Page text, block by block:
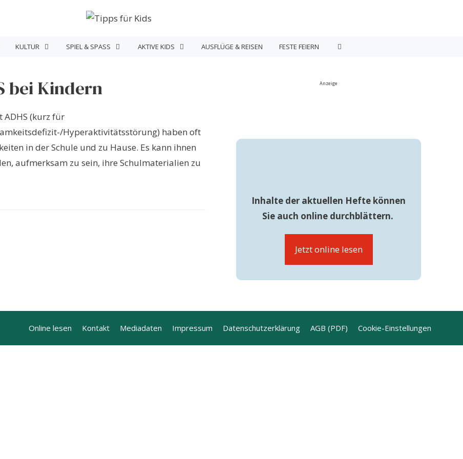
KULTUR SPIEL & SPASS AKTIVE KIDS AUSFLÜGE & REISEN FESTE FEIERN
bei Kindern
ADHS (kurz für
Hyperaktivitätsstörung) haben oft
in der Schule und zu Hause. Es kann ihnen
aufmerksam zu sein, ihre Schulmaterialien zu
Anzeige
Inhalte der aktuellen Hefte können
Sie auch online durchblättern.
Jetzt online lesen
Online lesen Kontakt Mediadaten Impressum Datenschutzerklärung AGB (PDF) Cookie-Einstellungen